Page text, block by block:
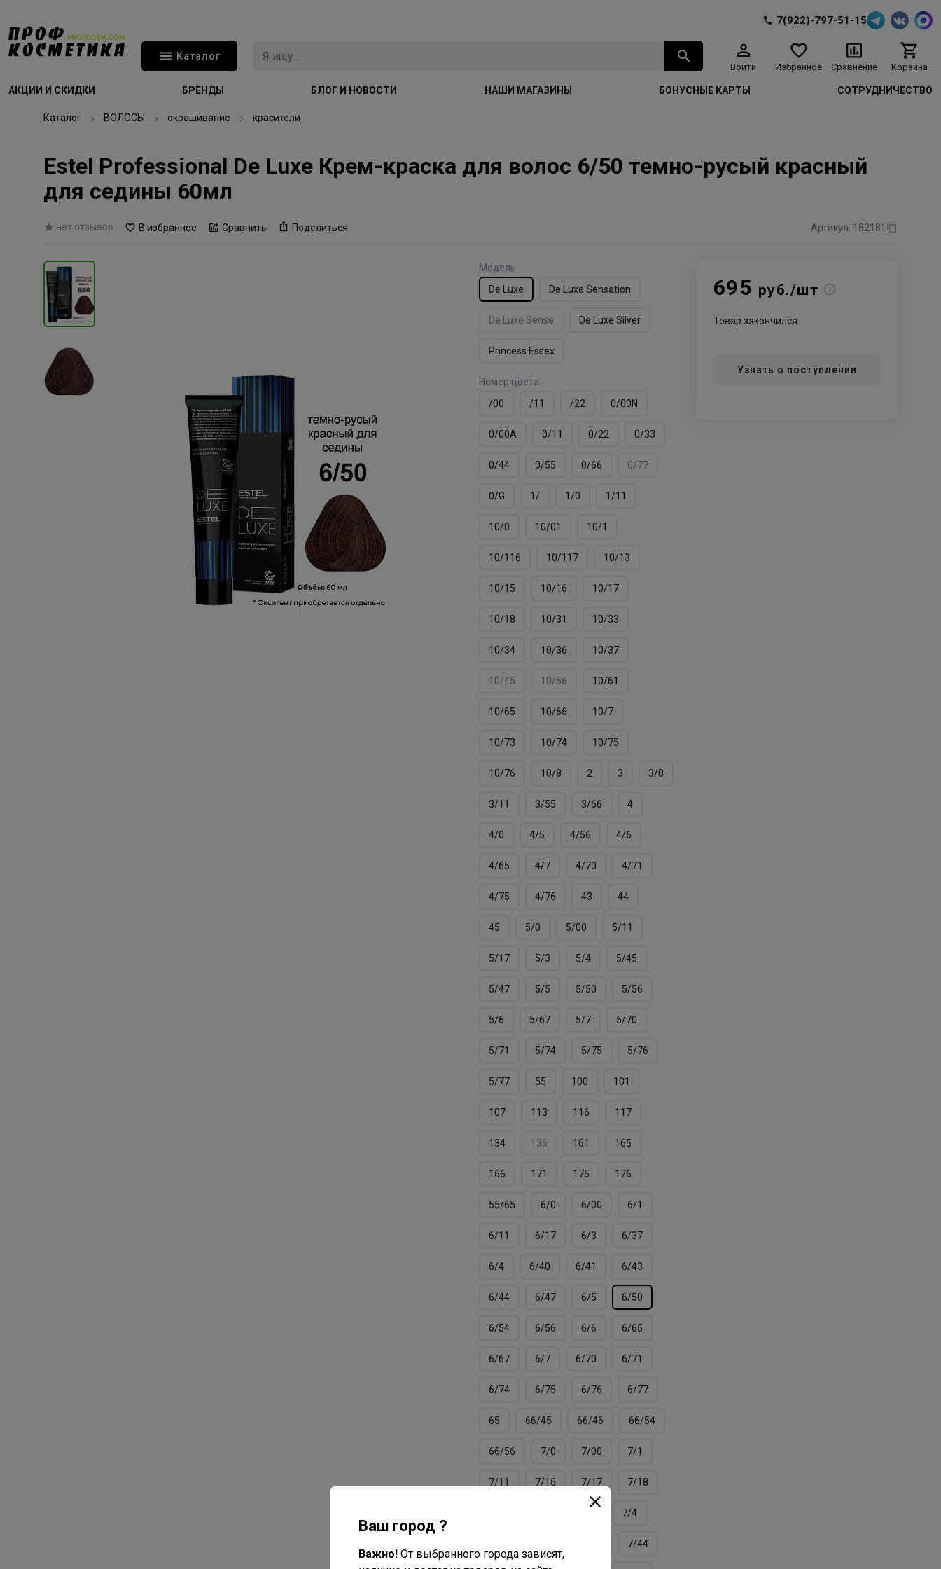
7(922)-797-51-15
Каталог
Войти Избранное Сравнение Корзина
АКЦИИ И СКИДКИ БРЕНДЫ БЛОГ И НОВОСТИ НАШИ МАГАЗИНЫ БОНУСНЫЕ КАРТЫ СОТРУДНИЧЕСТВО
Каталог ВОЛОСЫ окрашивание красители
Estel Professional De Luxe Крем-краска для волос 6/50 темно-русый красный
для седины 60мл
нет отзывов В избранное Сравнить Поделиться Артикул: 182181
Модель
De Luxe
De Luxe Sensation
De Luxe Sense De Luxe Silver
Princess Essex
Номер цвета
/00
/11 /22 0/00N
0/00А 0/11 0/22 0/33
0/44 0/55 0/66 0/77
0/G 1/ 1/0 1/11
10/0 10/01 10/1
10/116 10/117 10/13
10/15 10/16 10/17
10/18 10/31 10/33
10/34 10/36 10/37
10/45 10/56 10/61
10/65 10/66 10/7
10/73 10/74 10/75
10/76 10/8 2 3 3/0
3/11 3/55 3/66 4
4/0 4/5 4/56 4/6
4/65 4/7 4/70 4/71
4/75 4/76 43 44
45 5/0 5/00 5/11
5/17 5/3 5/4 5/45
5/47 5/5 5/50 5/56
5/6 5/67 5/7 5/70
5/71 5/74 5/75 5/76
5/77 55 100 101
107 113 116 117
134 136 161 165
166 171 175 176
55/65 6/0 6/00 6/1
6/11 6/17 6/3 6/37
6/4 6/40 6/41 6/43
6/44 6/47 6/5 6/50
6/54 6/56 6/6 6/65
6/67 6/7 6/70 6/71
6/74 6/75 6/76 6/77
65 66/45 66/46 66/54
66/56 7/0 7/00 7/1
7/11 7/16 7/17 7/18
7/4
7/44
695 руб./шт
Товар закончился
Узнать о поступлении
Ваш город ?
Важно! От выбранного города зависят,